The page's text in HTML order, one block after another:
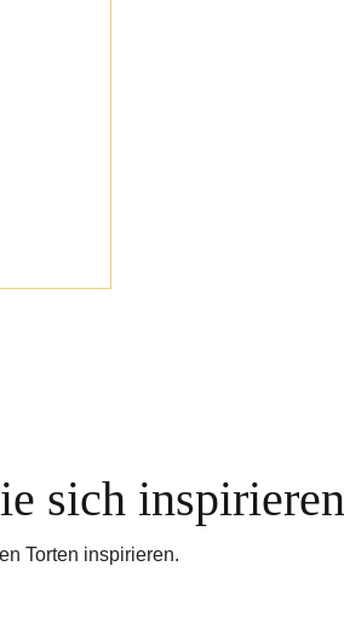
sich inspirieren
Torten inspirieren.